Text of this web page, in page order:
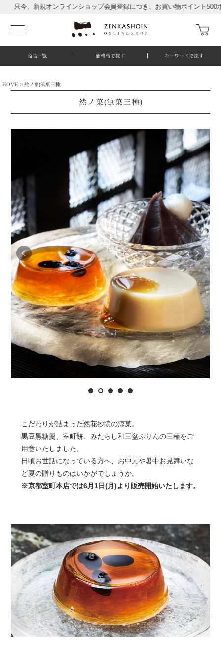
新規オンラインショップ会員登録につき、お買い物ポイント500ポイン
商品一覧 価格帯で探す キーワードで探す
HOME 然ノ菓(涼菓三種)
然ノ菓(涼菓三種)
こだわりが詰まった然花抄院の涼菓。
黒豆黒糖羹、室町餅、みたらし和三盆ぷりんの三種をご
用意いたしました。
日頃お世話になっている方へ、お中元や暑中お見舞いな
ど夏の贈りものはいかがでしょうか。
※京都室町本店では6月1日(月)より販売開始いたします。